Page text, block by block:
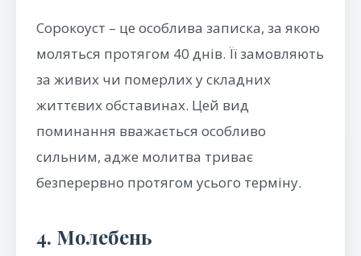
Сорокоуст – це особлива записка, за якою
моляться протягом 40 днів. Її замовляють
за живих чи померлих у складних
життєвих обставинах. Цей вид
поминання вважається особливо
сильним, адже молитва триває
безперервно протягом усього терміну.
4. Молебень